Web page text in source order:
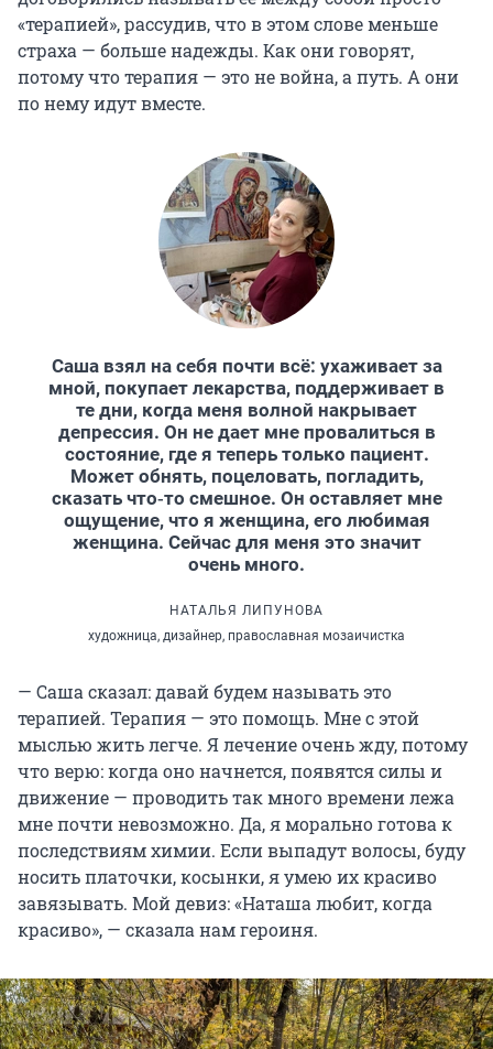
«терапией», рассудив, что в этом слове меньше
страха — больше надежды. Как они говорят,
потому что терапия — это не война, а путь. А они
по нему идут вместе.
Саша взял на себя почти всё: ухаживает за
мной, покупает лекарства, поддерживает в
те дни, когда меня волной накрывает
депрессия. Он не дает мне провалиться в
состояние, где я теперь только пациент.
Может обнять, поцеловать, погладить,
сказать что‑то смешное. Он оставляет мне
ощущение, что я женщина, его любимая
женщина. Сейчас для меня это значит
очень много.
НАТАЛЬЯ ЛИПУНОВА
художница, дизайнер, православная мозаичистка
— Саша сказал: давай будем называть это
терапией. Терапия — это помощь. Мне с этой
мыслью жить легче. Я лечение очень жду, потому
что верю: когда оно начнется, появятся силы и
движение — проводить так много времени лежа
мне почти невозможно. Да, я морально готова к
последствиям химии. Если выпадут волосы, буду
носить платочки, косынки, я умею их красиво
завязывать. Мой девиз: «Наташа любит, когда
красиво», — сказала нам героиня.